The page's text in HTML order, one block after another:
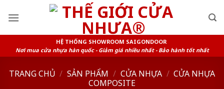
HỆ THỐNG SHOWROOM SAIGONDOOR
Nơi mua cửa nhựa hàn quốc - Giảm giá nhiều nhất - Bảo hành tốt nhất
TRANG CHỦ / SẢN PHẨM / CỬA NHỰA / CỬA NHỰA
COMPOSITE